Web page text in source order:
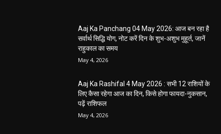
Aaj Ka Panchang 04 May 2026: आज बन रहा है
सर्वार्थ सिद्धि योग, नोट करें दिन के शुभ-अशुभ मुहूर्त, जानें
राहुकाल का समय
May 4, 2026
Aaj Ka Rashifal 4 May 2026 : सभी 12 राशियों के
लिए कैसा रहेगा आज का दिन, किसे होगा फायदा-नुकसान,
पढ़ें राशिफल
May 4, 2026